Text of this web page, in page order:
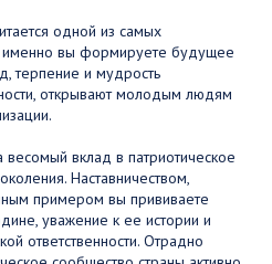
одной из самых
вы формируете будущее
терпение и мудрость
открывают молодым людям
вклад в патриотическое
Наставничеством,
примером вы прививаете
уважение к ее истории и
ответственности. Отрадно